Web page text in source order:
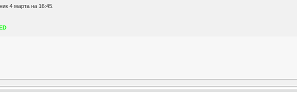
4 марта на 16:45.